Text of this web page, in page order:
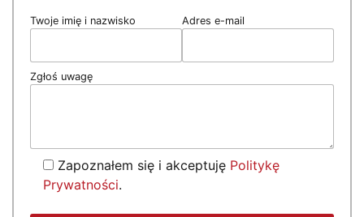
Twoje imię i nazwisko Adres e-mail
Zgłoś uwagę
Zapoznałem się i akceptuję Politykę
Prywatności.